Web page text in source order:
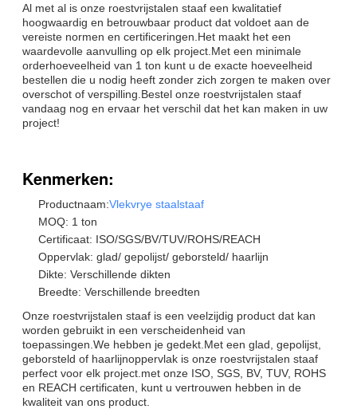
Al met al is onze roestvrijstalen staaf een kwalitatief
hoogwaardig en betrouwbaar product dat voldoet aan de
vereiste normen en certificeringen.Het maakt het een
waardevolle aanvulling op elk project.Met een minimale
orderhoeveelheid van 1 ton kunt u de exacte hoeveelheid
bestellen die u nodig heeft zonder zich zorgen te maken over
overschot of verspilling.Bestel onze roestvrijstalen staaf
vandaag nog en ervaar het verschil dat het kan maken in uw
project!
Kenmerken:
Productnaam:Vlekvrye staalstaaf
MOQ: 1 ton
Certificaat: ISO/SGS/BV/TUV/ROHS/REACH
Oppervlak: glad/ gepolijst/ geborsteld/ haarlijn
Dikte: Verschillende dikten
Breedte: Verschillende breedten
Onze roestvrijstalen staaf is een veelzijdig product dat kan
worden gebruikt in een verscheidenheid van
toepassingen.We hebben je gedekt.Met een glad, gepolijst,
geborsteld of haarlijnoppervlak is onze roestvrijstalen staaf
perfect voor elk project.met onze ISO, SGS, BV, TUV, ROHS
en REACH certificaten, kunt u vertrouwen hebben in de
kwaliteit van ons product.